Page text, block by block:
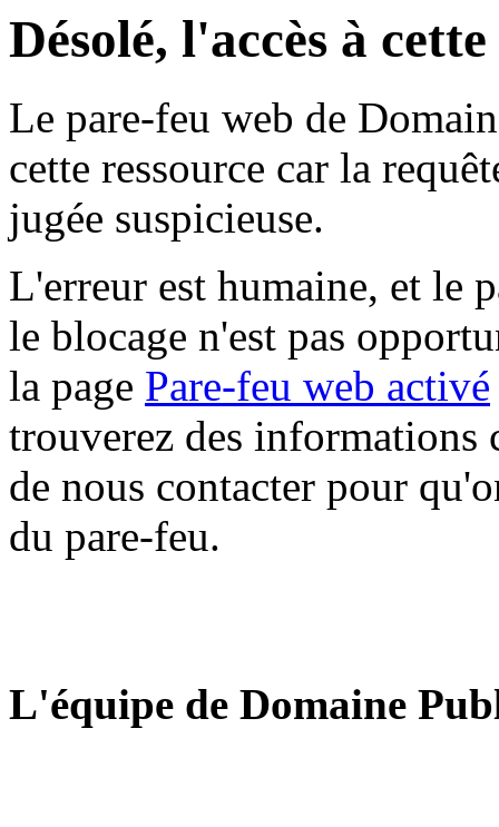
Désolé, l'accès à
Le pare-feu web de
cette ressource car la
jugée suspicieuse.
L'erreur est humaine, et le
le blocage n'est pas
la page Pare-feu web activé
trouverez des informations
de nous contacter pour
du pare-feu.
L'équipe de Domaine